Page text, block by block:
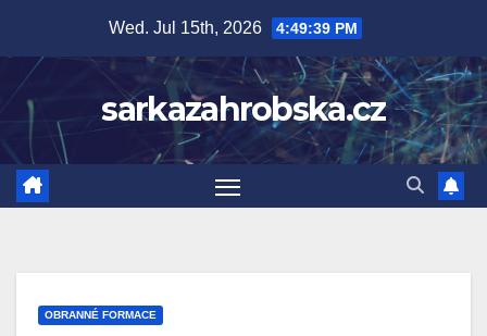
content
Wed. Jul 15th, 2026 4:49:40 PM
sarkazahrobska.cz
OBRANNÉ FORMACE